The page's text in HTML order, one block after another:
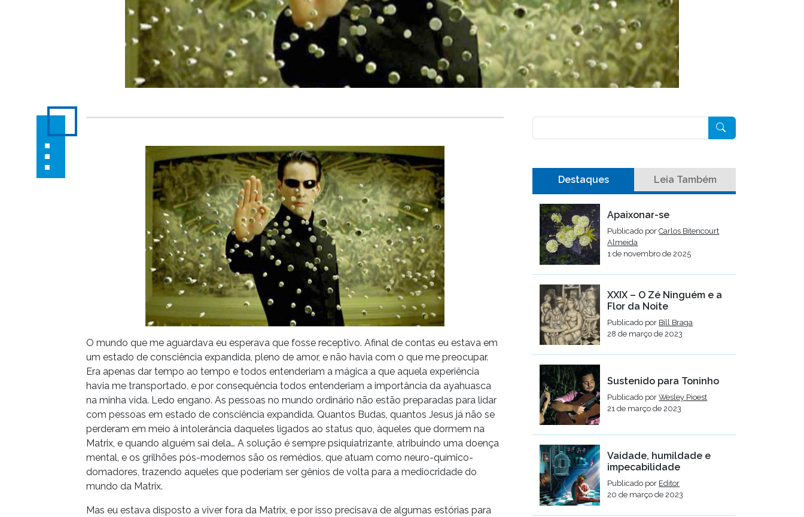
O mundo que me aguardava eu esperava que fosse receptivo. Afinal de contas eu estava em
um estado de consciência expandida, pleno de amor, e não havia com o que me preocupar.
Era apenas dar tempo ao tempo e todos entenderiam a mágica a que aquela experiência
havia me transportado, e por consequência todos entenderiam a importância da ayahuasca
na minha vida. Ledo engano. As pessoas no mundo ordinário não estão preparadas para lidar
com pessoas em estado de consciência expandida. Quantos Budas, quantos Jesus já não se
perderam em meio à intolerância daqueles ligados ao status quo, àqueles que dormem na
Matrix, e quando alguém sai dela… A solução é sempre psiquiatrizante, atribuindo uma doença
mental, e os grilhões pós-modernos são os remédios, que atuam como neuro-químico-
domadores, trazendo aqueles que poderiam ser gênios de volta para a mediocridade do
mundo da Matrix.
Mas eu estava disposto a viver fora da Matrix, e por isso precisava de algumas estórias para
Destaques Leia Também
Apaixonar-se
Publicado porCarlos Bitencourt
Almeida
1 de novembro de 2025
XXIX – O Zé Ninguém e a
Flor da Noite
Publicado por Bill Braga
28 de março de 2023
Sustenido para Toninho
Publicado porWesley Pioest
21 de março de 2023
Vaidade, humildade e
impecabilidade
Publicado por Editor
20 de março de 2023